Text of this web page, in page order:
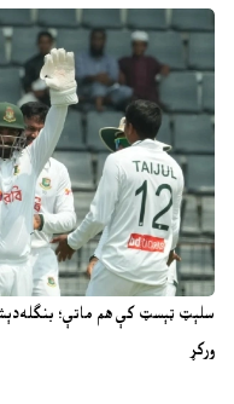
سلېټ ټېسټ کې هم ماتې؛
ورکړ